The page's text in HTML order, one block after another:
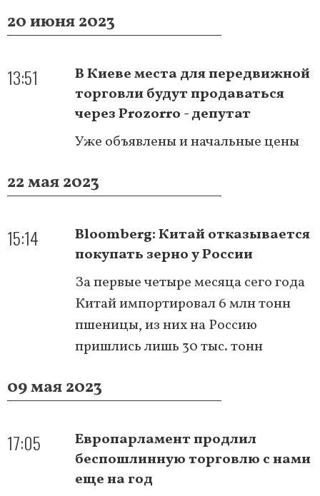
20 июня 2023
13:51
В Киеве места для передвижной
торговли будут продаваться
через Prozorro - депутат
Уже объявлены и начальные цены
22 мая 2023
15:14
Bloomberg: Китай отказывается
покупать зерно у России
За первые четыре месяца сего года
Китай импортировал 6 млн тонн
пшеницы, из них на Россию
пришлись лишь 30 тыс. тонн
09 мая 2023
17:05
Европарламент продлил
беспошлинную торговлю с нами
еще на год